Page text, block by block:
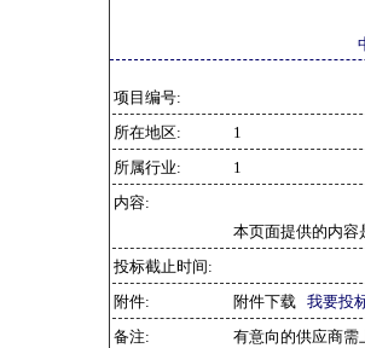
项目编号:
所在地区:
1
所属行业:
1
内容:
本页面提供的内容
投标截止时间:
附件:
附件下载 我要投
备注:
有意向的供应商需